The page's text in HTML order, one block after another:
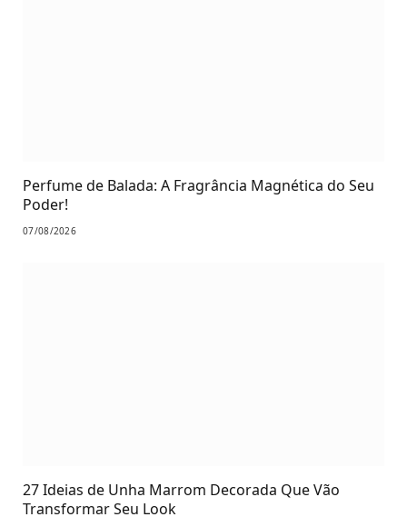
Perfume de Balada: A Fragrância Magnética do Seu
Poder!
07/08/2026
27 Ideias de Unha Marrom Decorada Que Vão
Transformar Seu Look